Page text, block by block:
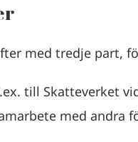
med tredje part,
till Skatteverket
med andra